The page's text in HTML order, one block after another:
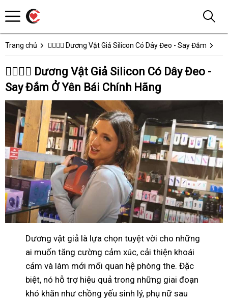
Trang chủ 👩‍❤️‍💋‍👨 Dương Vật Giả Silicon Có Dây Đeo - Say Đắm
👩‍❤️‍💋‍👨 Dương Vật Giả Silicon Có Dây Đeo -
Say Đắm Ở Yên Bái Chính Hãng
Dương vật giả là lựa chọn tuyệt vời cho những
ai muốn tăng cường cảm xúc, cải thiện khoái
cảm và làm mới mối quan hệ phòng the. Đặc
biệt, nó hỗ trợ hiệu quả trong những giai đoạn
khó khăn như chồng yếu sinh lý, phụ nữ sau